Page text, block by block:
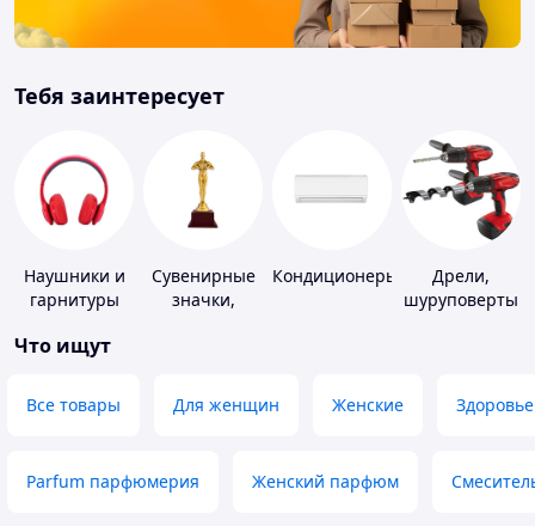
Тебя заинтересует
Наушники и
гарнитуры
Сувенирные
значки,
Кондиционеры
Дрели,
шуруповерты
Что ищут
Все товары Для женщин Женские Здоровье
Parfum парфюмерия Женский парфюм